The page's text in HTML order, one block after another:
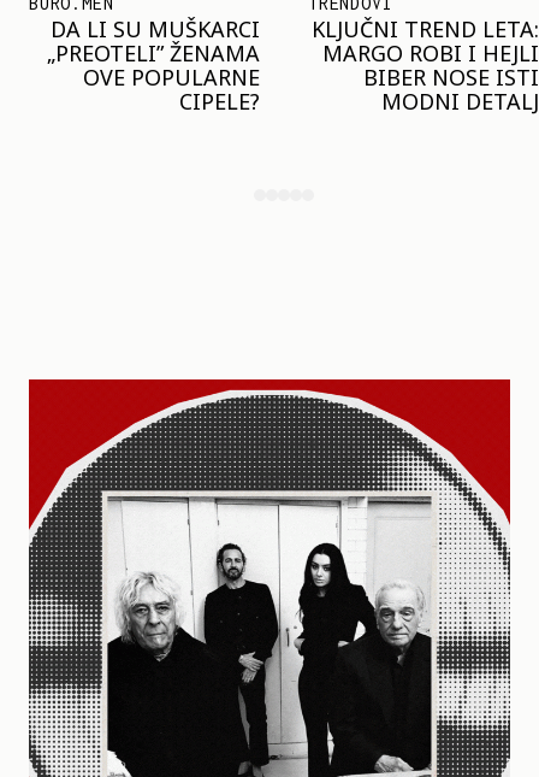
KLJUČNI TREND LETA:
MARGO ROBI I HEJLI
BIBER NOSE ISTI
MODNI DETALJ
JOŠ JE RANO ZA JAKNE
– ALI U RESERVED JE
STIGAO MODEL KOJI
ĆE BITI VELIKI TREND